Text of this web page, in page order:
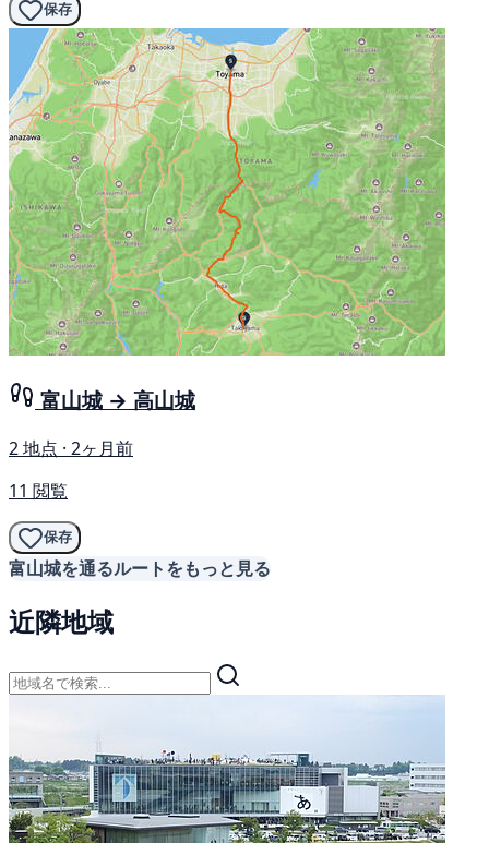
保存
富山城 → 高山城
2 地点 · 2ヶ月前
11 閲覧
保存
富山城を通るルートをもっと見る
近隣地域